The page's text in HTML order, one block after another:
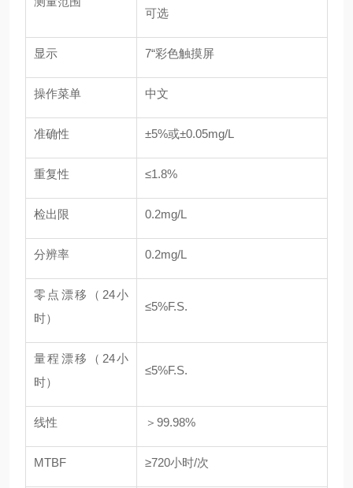
可选
显示 7“彩色触摸屏
操作菜单 中文
准确性 ±5%或±0.05mg/L
重复性 ≤1.8%
检出限 0.2mg/L
分辨率 0.2mg/L
零点漂移（24小
时）
≤5%F.S.
量程漂移（24小
时）
≤5%F.S.
线性 ＞99.98%
MTBF ≥720小时/次